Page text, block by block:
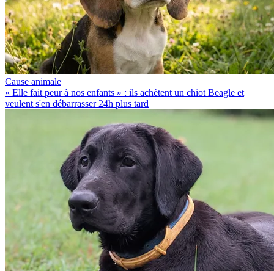
Cause animale
« Elle fait peur à nos enfants » : ils achètent un chiot Beagle et
veulent s'en débarrasser 24h plus tard